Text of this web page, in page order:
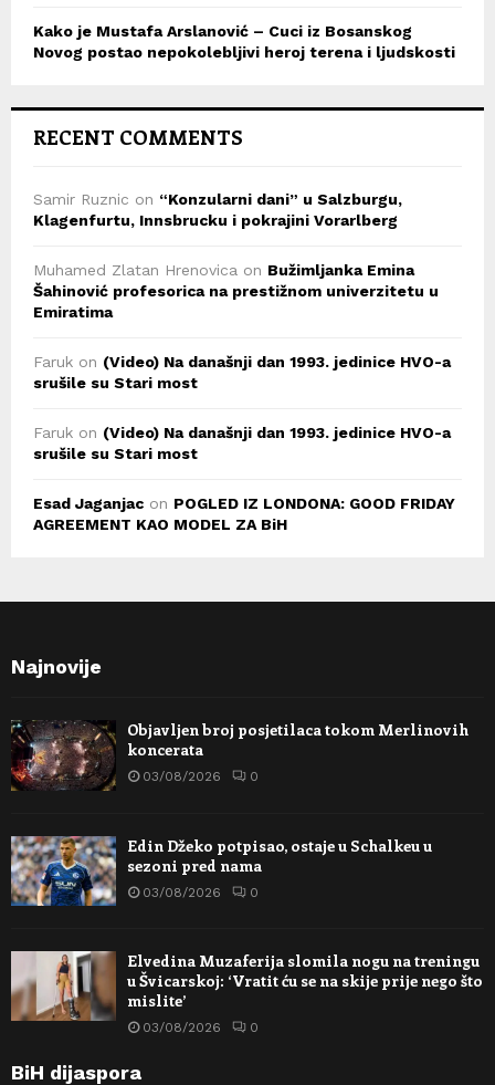
Kako je Mustafa Arslanović – Cuci iz Bosanskog
Novog postao nepokolebljivi heroj terena i ljudskosti
RECENT COMMENTS
Samir Ruznic on “Konzularni dani” u Salzburgu,
Klagenfurtu, Innsbrucku i pokrajini Vorarlberg
Muhamed Zlatan Hrenovica on Bužimljanka Emina
Šahinović profesorica na prestižnom univerzitetu u
Emiratima
Faruk on (Video) Na današnji dan 1993. jedinice HVO-a
srušile su Stari most
Faruk on (Video) Na današnji dan 1993. jedinice HVO-a
srušile su Stari most
Esad Jaganjac on POGLED IZ LONDONA: GOOD FRIDAY
AGREEMENT KAO MODEL ZA BiH
Najnovije
Objavljen broj posjetilaca tokom Merlinovih
koncerata
03/08/2026 0
Edin Džeko potpisao, ostaje u Schalkeu u
sezoni pred nama
03/08/2026 0
Elvedina Muzaferija slomila nogu na treningu
u Švicarskoj: ‘Vratit ću se na skije prije nego što
mislite’
03/08/2026 0
BiH dijaspora